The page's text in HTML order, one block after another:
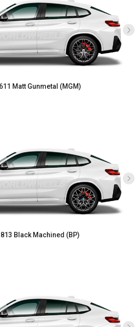
Matt Gunmetal (MGM)
Black Machined (BP)